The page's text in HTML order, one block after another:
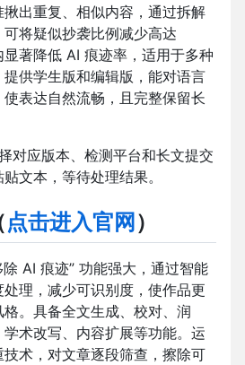
出重复、相似内容，通过拆解
将疑似抄袭比例减少高达
著降低 AI 痕迹率，适用于多种
供学生版和编辑版，能对语言
表达自然流畅，且完整保留长
对应版本、检测平台和长文提交
文本，等待处理结果。
点击进入官网 ）
除 AI 痕迹” 功能强大，通过智能
理，减少可识别度，使作品更
。具备全文生成、校对、润
术改写、内容扩展等功能。运
技术，对文章逐段筛查，擦除可